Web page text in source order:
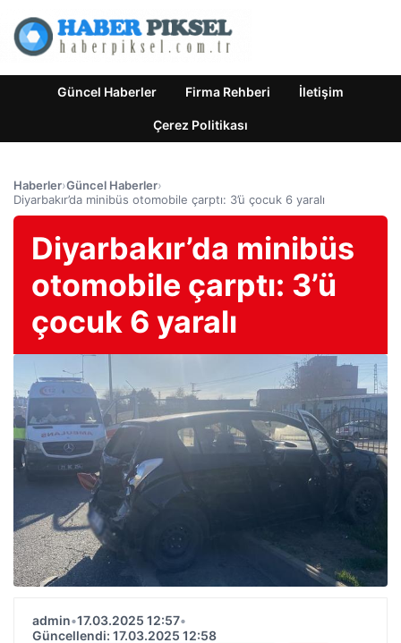
Güncel Haberler Firma Rehberi İletişim
Çerez Politikası
Haberler›Güncel Haberler›
Diyarbakır’da minibüs otomobile çarptı: 3’ü çocuk 6 yaralı
Diyarbakır’da minibüs
otomobile çarptı: 3’ü
çocuk 6 yaralı
admin•17.03.2025 12:57•
Güncellendi: 17.03.2025 12:58